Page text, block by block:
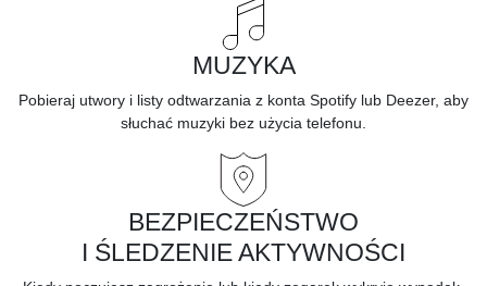
MUZYKA
Pobieraj utwory i listy odtwarzania z konta Spotify lub Deezer, aby
słuchać muzyki bez użycia telefonu.
BEZPIECZEŃSTWO
I ŚLEDZENIE AKTYWNOŚCI